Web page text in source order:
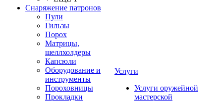
Снаряжение патронов
Пули
Гильзы
Порох
Матрицы,
шеллхолдеры
Капсюли
Оборудование и
инструменты
Пороховницы
Прокладки
Услуги
Услуги оружейной
мастерской